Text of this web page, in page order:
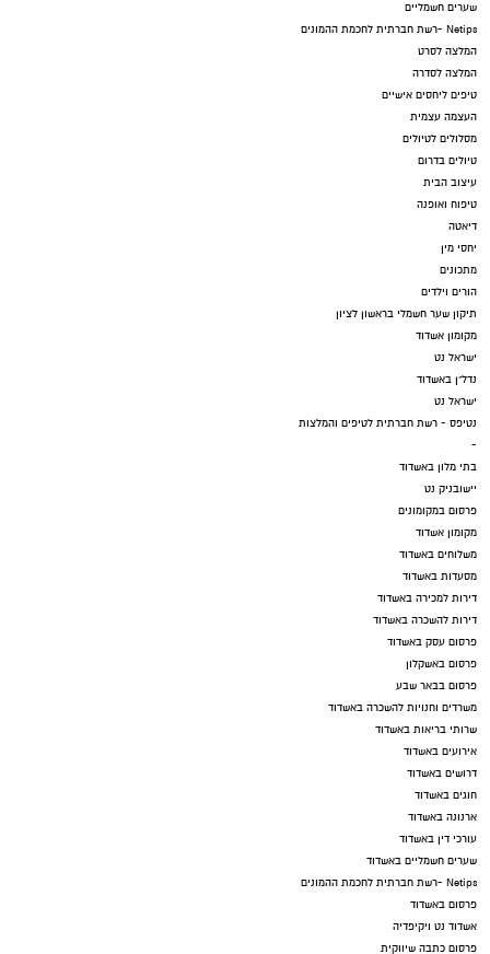
שערים חשמליים
Netips -רשת חברתית לחכמת ההמונים
המלצה לסרט
המלצה לסדרה
טיפים ליחסים אישיים
העצמה עצמית
מסלולים לטיולים
טיולים בדרום
עיצוב הבית
טיפוח ואופנה
דיאטה
יחסי מין
מתכונים
הורים וילדים
תיקון שער חשמלי בראשון לציון
מקומון אשדוד
ישראל נט
נדל"ן באשדוד
ישראל נט
נטיפס - רשת חברתית לטיפים והמלצות
-
בתי מלון באשדוד
יישובניק נט
פרסום במקומונים
מקומון אשדוד
משלוחים באשדוד
מסעדות באשדוד
דירות למכירה באשדוד
דירות להשכרה באשדוד
פרסום עסק באשדוד
פרסום באשקלון
פרסום בבאר שבע
משרדים וחנויות להשכרה באשדוד
שרותי בריאות באשדוד
אירועים באשדוד
דרושים באשדוד
חוגים באשדוד
ארנונה באשדוד
עורכי דין באשדוד
שערים חשמליים באשדוד
Netips -רשת חברתית לחכמת ההמונים
פרסום באשדוד
אשדוד נט ויקיפדיה
פרסום כתבה שיווקית